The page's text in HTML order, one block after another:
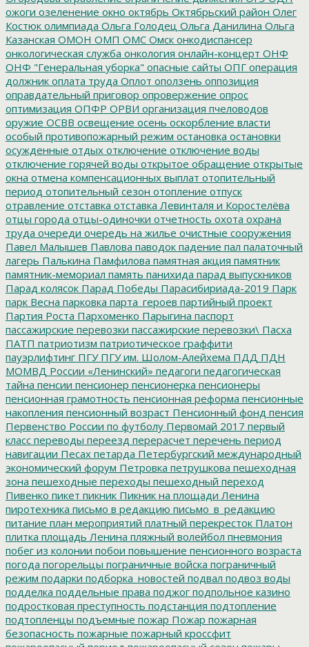
ожоги озеленение окно октябрь Октябрьский район Олег
Костюк олимпиада Ольга Голодец Ольга Данилина Ольга
Казанская ОМОН ОМП ОМС Омск онкодиспансер
онкологическая служба онкология онлайн-концерт ОНФ
ОНФ "Генеральная уборка" опасные сайты ОПГ операция
должник оплата труда Оплот оползень оппозиция
оправдательный приговор опровержение опрос
оптимизация ОПФР ОРВИ организация пчеловодов
оружие ОСВВ освещение осень оскорбление власти
особый противопожарный режим остановка остановки
осужденные отдых отключение отключение воды
отключение горячей воды открытое обращение открытые
окна отмена компенсационных выплат отопительный
период отопительный сезон отопление отпуск
отравление отставка отставка Левинталя и Коростелёва
отцы города отцы-одиночки отчетность охота охрана
труда очереди очередь на жилье очистные сооружения
Павел Малышев Павлова паводок падение пал палаточный
лагерь Палькина Памфилова памятная акция памятник
памятник-мемориал память панихида парад выпускников
Парад колясок Парад Победы Парасибириада-2019 Парк
парк Весна парковка парта_героев партийный проект
Партия Роста Пархоменко Парыгина паспорт
пассажирские перевозки пассажирские перевозки\ Пасха
ПАТП патриотизм патриотическое граффити
пауэрлифтинг ПГУПГУ им. Шолом-Алейхема ПДД ПДН
МОМВД России «Ленинский» педагоги педагогическая
тайна пенсии пенсионер пенсионерка пенсионеры
пенсионная грамотность пенсионная реформа пенсионные
накопления пенсионный возраст Пенсионный фонд пенсия
Первенство России по футболу Первомай 2017 первый
класс переводы переезд перерасчет перечень период
навигации Песах петарда Петербургский международный
экономический форум Петровка петрушкова пешеходная
зона пешеходные переходы пешеходный переход
Пивенко пикет пикник Пикник на площади Ленина
пиротехника письмо в редакцию письмо_в_редакцию
питание план мероприятий платный перекресток Платон
плитка площадь Ленина пляжный волейбол пневмония
побег из колонии побои повышение пенсионного возраста
погода погорельцы пограничные войска пограничный
режим подарки подборка_новостей подвал подвоз воды
подделка поддельные права поджог подпольное казино
подростковая преступность подстанция подтопление
подтопленцы подъемные пожар Пожар пожарная
безопасность пожарные пожарный кроссфит